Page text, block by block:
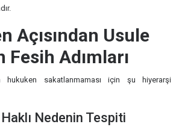
Açısından Usule
Fesih Adımları
hukuken sakatlanmaması için şu hiyerarşi
Nedenin Tespiti